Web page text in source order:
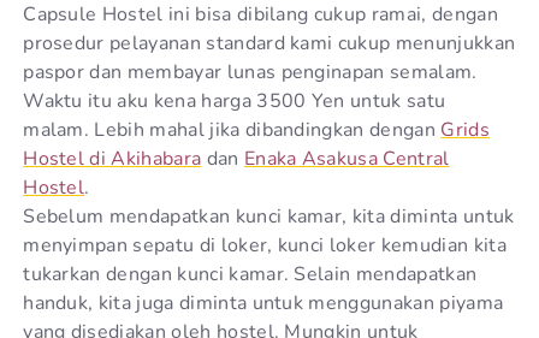
Capsule Hostel ini bisa dibilang cukup ramai, dengan
prosedur pelayanan standard kami cukup menunjukkan
paspor dan membayar lunas penginapan semalam.
Waktu itu aku kena harga 3500 Yen untuk satu
malam. Lebih mahal jika dibandingkan dengan Grids
Hostel di Akihabara dan Enaka Asakusa Central
Hostel.
Sebelum mendapatkan kunci kamar, kita diminta untuk
menyimpan sepatu di loker, kunci loker kemudian kita
tukarkan dengan kunci kamar. Selain mendapatkan
handuk, kita juga diminta untuk menggunakan piyama
yang disediakan oleh hostel. Mungkin untuk